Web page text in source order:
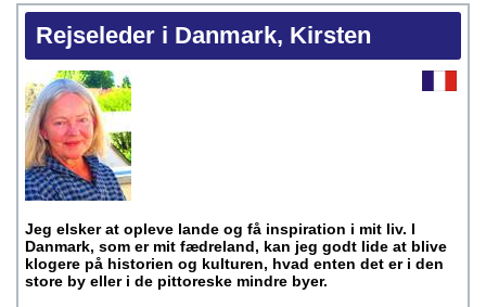
Rejseleder i Danmark, Kirsten
Jeg elsker at opleve lande og få inspiration i mit liv. I
Danmark, som er mit fædreland, kan jeg godt lide at blive
klogere på historien og kulturen, hvad enten det er i den
store by eller i de pittoreske mindre byer.